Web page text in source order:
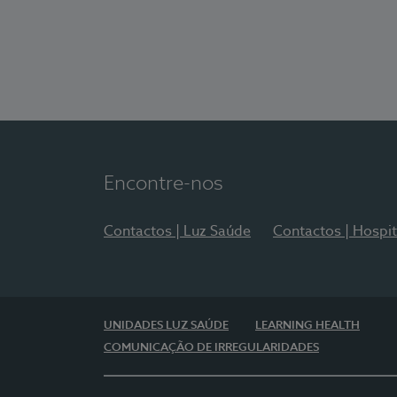
Encontre-nos
Contactos | Luz Saúde Contactos |
UNIDADES LUZ SAÚDE
LEARNING HEALTH
COMUNICAÇÃO DE IRREGULARIDADES